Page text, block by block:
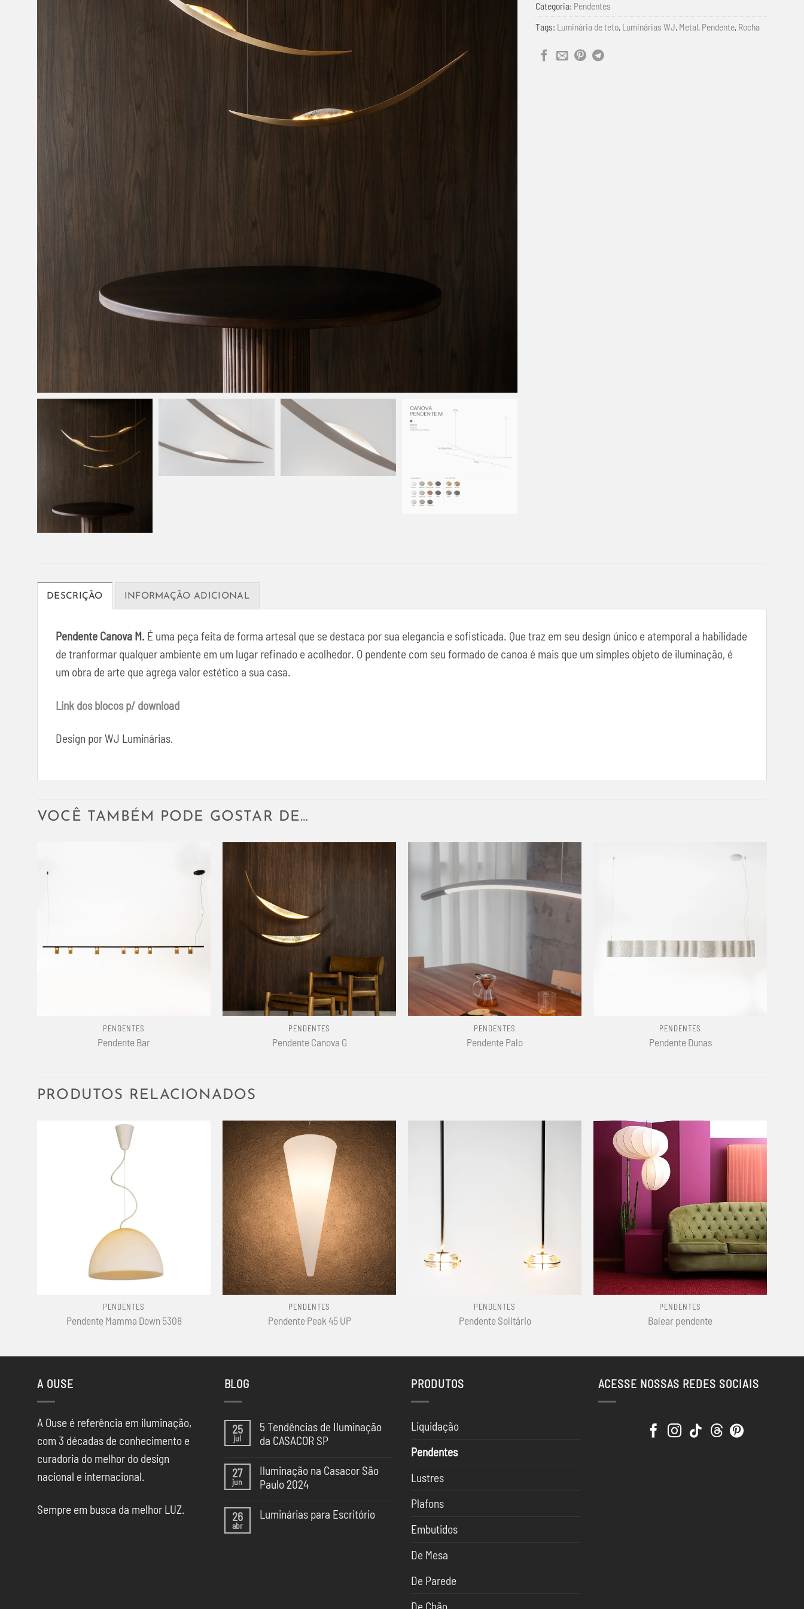
Categoria: Pendentes
Tags: Luminária de teto, Luminárias WJ, Metal, Pendente, Rocha
DESCRIÇÃO INFORMAÇÃO ADICIONAL
Pendente Canova M. É uma peça feita de forma artesal que se destaca por sua elegancia e sofisticada. Que traz em seu design único e atemporal a habilidade
de tranformar qualquer ambiente em um lugar refinado e acolhedor. O pendente com seu formado de canoa é mais que um simples objeto de iluminação, é
um obra de arte que agrega valor estético a sua casa.
Link dos blocos p/ download
Design por WJ Luminárias.
VOCÊ TAMBÉM PODE GOSTAR DE…
PENDENTES
Pendente Bar
PENDENTES
Pendente Canova G
+
PENDENTES
Pendente Palo
PENDENTES
Pendente Dunas
PRODUTOS RELACIONADOS
PENDENTES
Pendente Mamma Down 5308
+
PENDENTES
Pendente Peak 45 UP
PENDENTES
Pendente Solitário
+
PENDENTES
Balear pendente
A OUSE
A Ouse é referência em iluminação,
com 3 décadas de conhecimento e
curadoria do melhor do design
nacional e internacional.
Sempre em busca da melhor LUZ.
BLOG
25
jul
5 Tendências de Iluminação
da CASACOR SP
comentário
em
5
Iluminação
da
27
jun
Iluminação na Casacor São
Paulo 2024
comentário
em
26
abr
Luminárias para Escritório
PRODUTOS
Liquidação
Pendentes
Lustres
Plafons
Embutidos
De Mesa
De Parede
ACESSE NOSSAS REDES SOCIAIS